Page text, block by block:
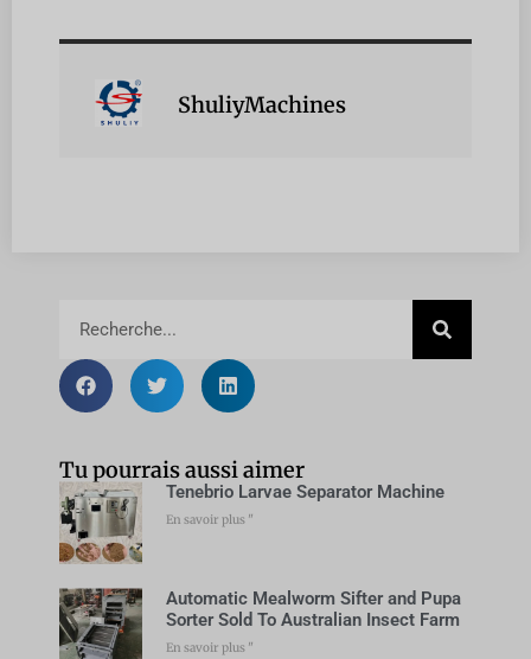
ShuliyMachines
Tu pourrais aussi aimer
Tenebrio Larvae Separator Machine
En savoir plus "
Automatic Mealworm Sifter and Pupa
Sorter Sold To Australian Insect Farm
En savoir plus "